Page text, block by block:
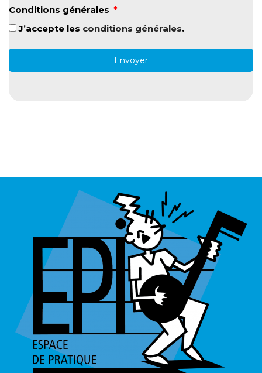
Conditions générales
J’accepte les conditions générales.
Envoyer